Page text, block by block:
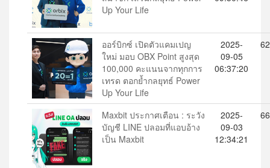
Up Your Life
ออร์บิกซ์ เปิดตัวแคมเปญ
ใหม่ มอบ OBX Point สูงสุด
100,000 คะแนนจากทุกการ
เทรด ตอกย้ำกลยุทธ์ Power
Up Your Life
2025-
09-05
06:37:20
Maxbit ประกาศเตือน : ระวัง
บัญชี LINE ปลอมที่แอบอ้าง
เป็น Maxbit
2025-
09-03
12:34:21